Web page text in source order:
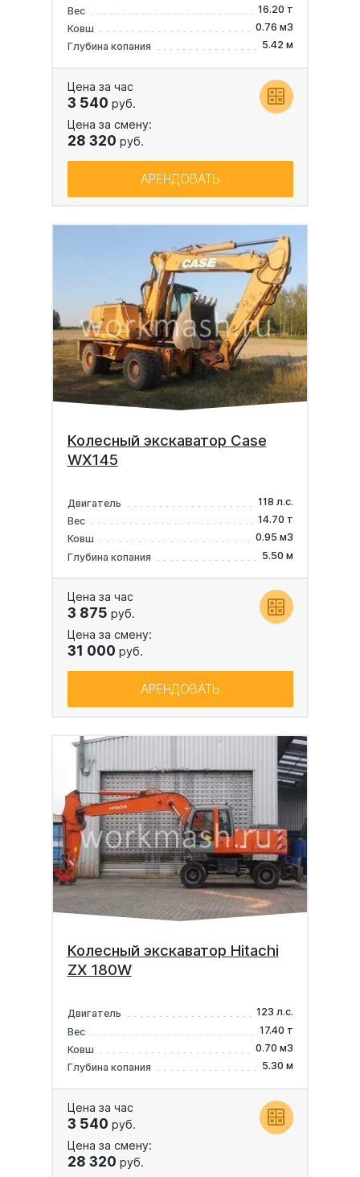
Вес
16.20 т
Ковш
0.76 м3
Глубина копания
5.42 м
Цена за час
3 540 руб.
Цена за смену:
28 320 руб.
АРЕНДОВАТЬ
Колесный экскаватор Case
WX145
Двигатель
118 л.с.
Вес
14.70 т
Ковш
0.95 м3
Глубина копания
5.50 м
Цена за час
3 875 руб.
Цена за смену:
31 000 руб.
АРЕНДОВАТЬ
Колесный экскаватор Hitachi
ZX 180W
Двигатель
123 л.с.
Вес
17.40 т
Ковш
0.70 м3
Глубина копания
5.30 м
Цена за час
3 540 руб.
Цена за смену:
28 320 руб.